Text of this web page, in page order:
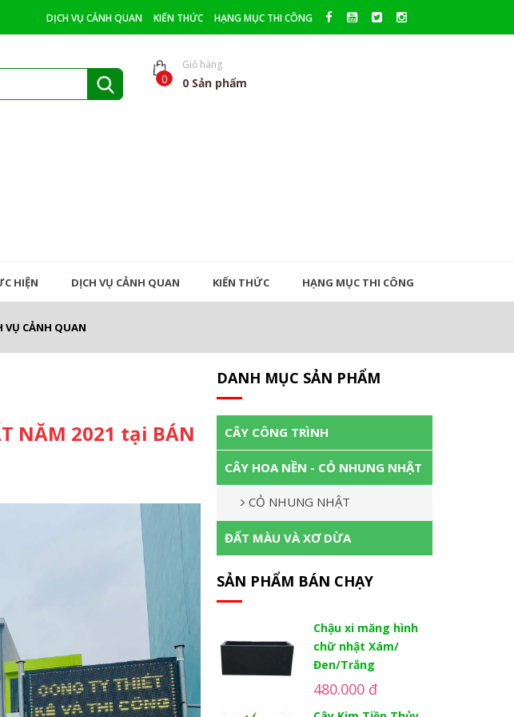
DỊCH VỤ CẢNH QUAN KIẾN THỨC HẠNG MỤC THI CÔNG
0
Giỏ hàng
0 Sản phẩm
HIỆN DỊCH VỤ CẢNH QUAN KIẾN THỨC HẠNG MỤC THI CÔNG
VỤ CẢNH QUAN
NĂM 2021 tại BÁN
DANH MỤC SẢN PHẨM
CÂY CÔNG TRÌNH
CÂY HOA NỀN - CỎ NHUNG NHẬT
CỎ NHUNG NHẬT
ĐẤT MÀU VÀ XƠ DỪA
SẢN PHẨM BÁN CHẠY
Chậu xi măng hình
chữ nhật Xám/
Đen/Trắng
480.000 đ